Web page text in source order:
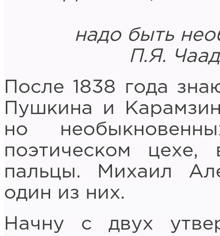
надо быть
П.Я.
После 1838 года
Пушкина и
но
поэтическом цехе,
пальцы. Михаил
один из них.
Начну с двух